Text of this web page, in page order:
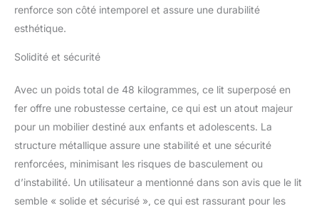
sommier à lattes
place : en tant que lit
superposé, ce lit en
métal a une forme carrée
et une construction
2 à 4 utilisateurs en
même temps, de sorte
que les frères et sœurs
renforce son côté intemporel et assure une durabilité
esthétique.
Solidité et sécurité
Avec un poids total de 48 kilogrammes, ce lit superposé en
fer offre une robustesse certaine, ce qui est un atout majeur
pour un mobilier destiné aux enfants et adolescents. La
structure métallique assure une stabilité et une sécurité
renforcées, minimisant les risques de basculement ou
d’instabilité. Un utilisateur a mentionné dans son avis que le lit
semble « solide et sécurisé », ce qui est rassurant pour les